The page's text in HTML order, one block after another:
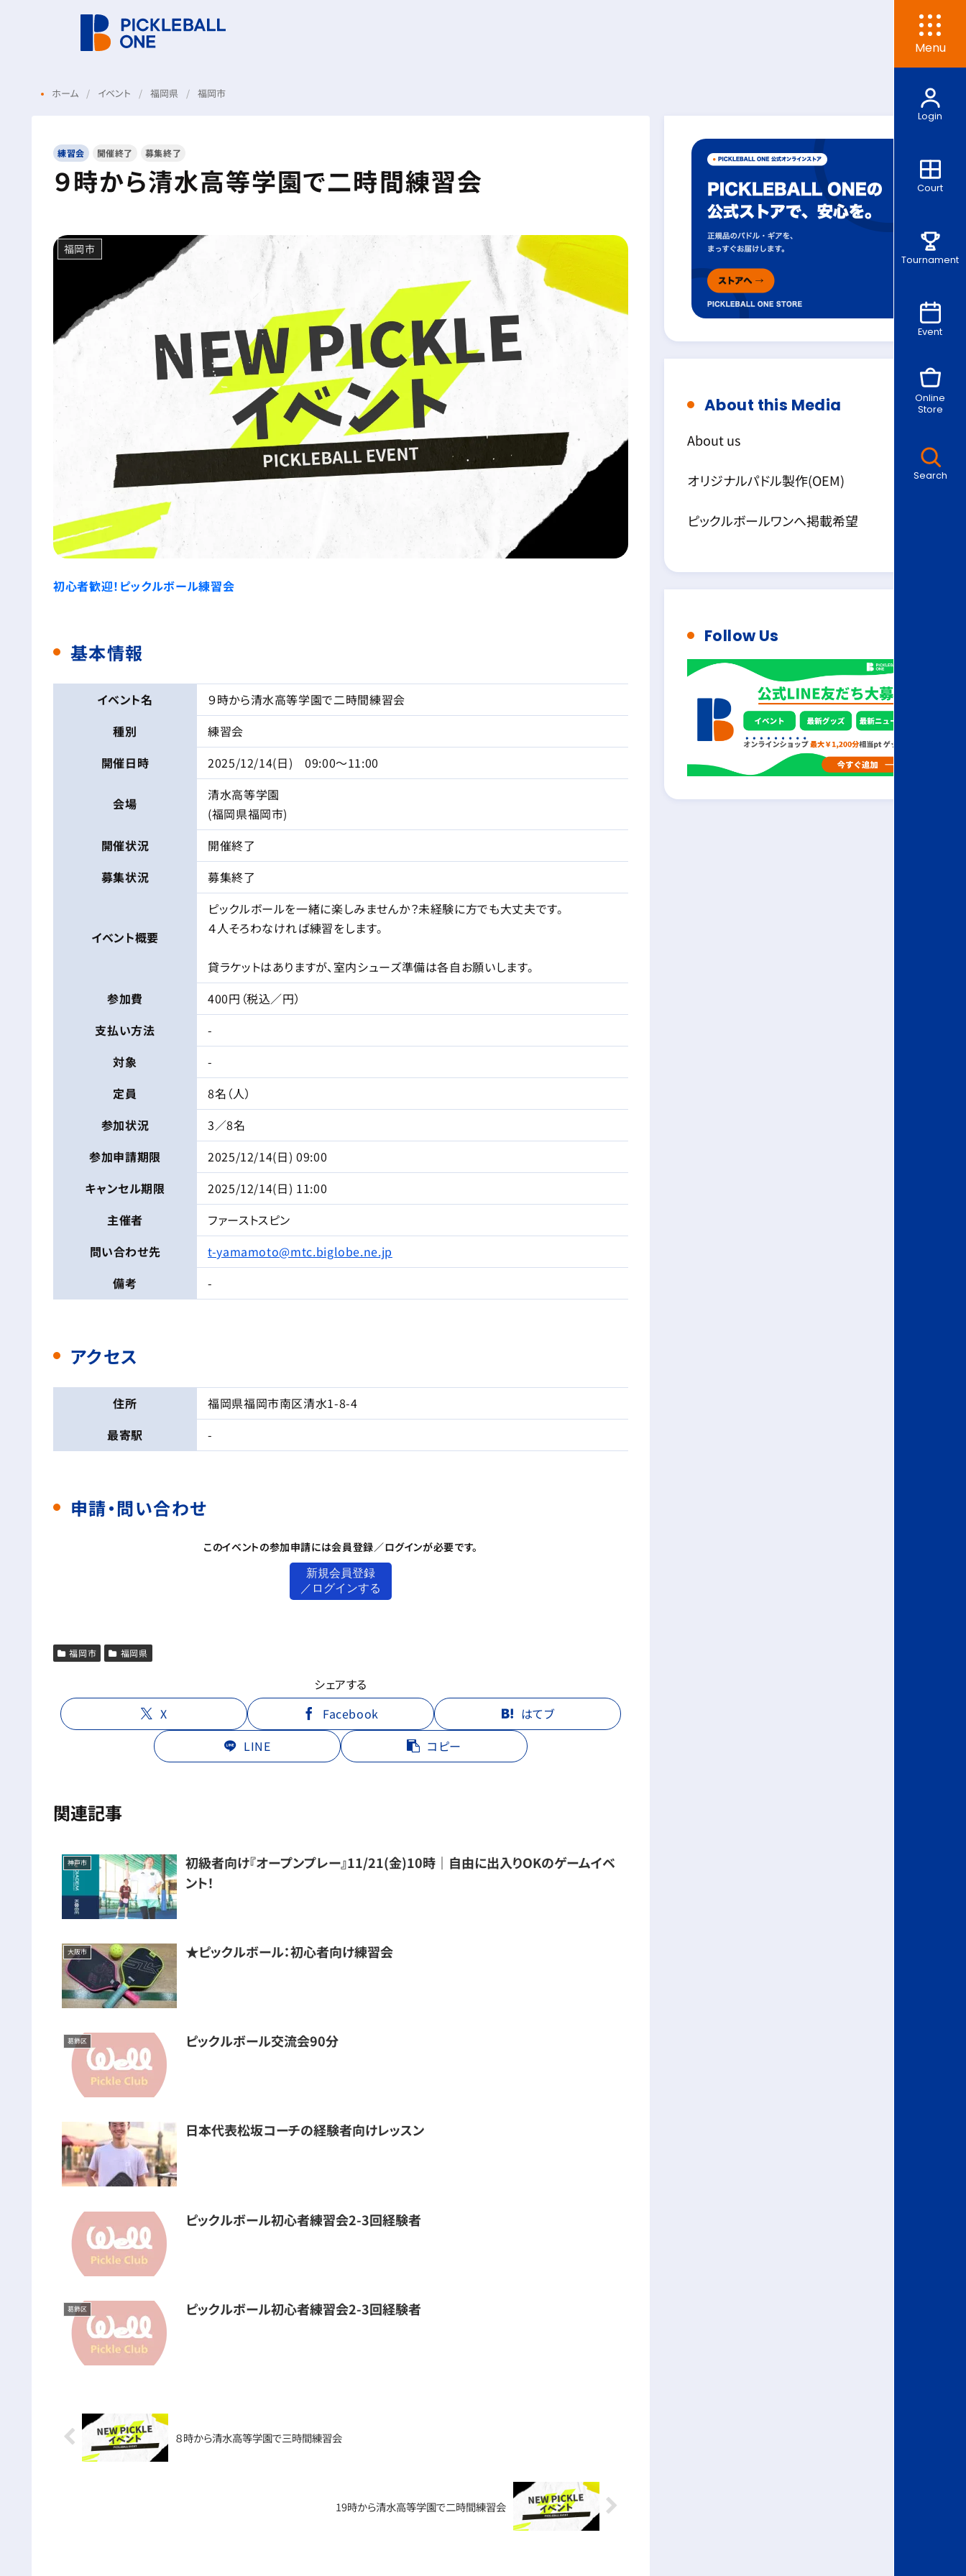
Menu
Login
Court
Tournament
Event
Online
Store
Search
ホーム イベント 福岡県 福岡市
練習会 開催終了 募集終了
９時から清水高等学園で二時間練習会
福岡市
初心者歓迎！ピックルボール練習会
基本情報
イベント名
９時から清水高等学園で二時間練習会
種別
練習会
開催日時
2025/12/14(日) 09:00～11:00
会場
清水高等学園
(福岡県福岡市)
開催状況
開催終了
募集状況
募集終了
イベント概要
ピックルボールを一緒に楽しみませんか？未経験に方でも大丈夫です。
４人そろわなければ練習をします。
貸ラケットはありますが、室内シューズ準備は各自お願いします。
参加費
400円（税込／円）
支払い方法
-
対象
-
定員
8名（人）
参加状況
3／8名
参加申請期限
2025/12/14(日) 09:00
キャンセル期限
2025/12/14(日) 11:00
主催者
ファーストスピン
問い合わせ先
t-yamamoto@mtc.biglobe.ne.jp
備考
-
アクセス
住所
福岡県福岡市南区清水1-8-4
最寄駅
-
申請・問い合わせ
このイベントの参加申請には会員登録／ログインが必要です。
新規会員登録
／ログインする
福岡市 福岡県
シェアする
X
Facebook
はてブ
LINE
コピー
関連記事
神戸市
初級者向け『オープンプレー』11/21(金)10時｜自由に出入りOKのゲームイベ
ント！
大阪市 ★ピックルボール：初心者向け練習会
葛飾区 ピックルボール交流会90分
日本代表松坂コーチの経験者向けレッスン
ピックルボール初心者練習会2-3回経験者
葛飾区 ピックルボール初心者練習会2-3回経験者
８時から清水高等学園で三時間練習会
19時から清水高等学園で二時間練習会
About this Media
About us
オリジナルパドル製作(OEM)
ピックルボールワンへ掲載希望
Follow Us